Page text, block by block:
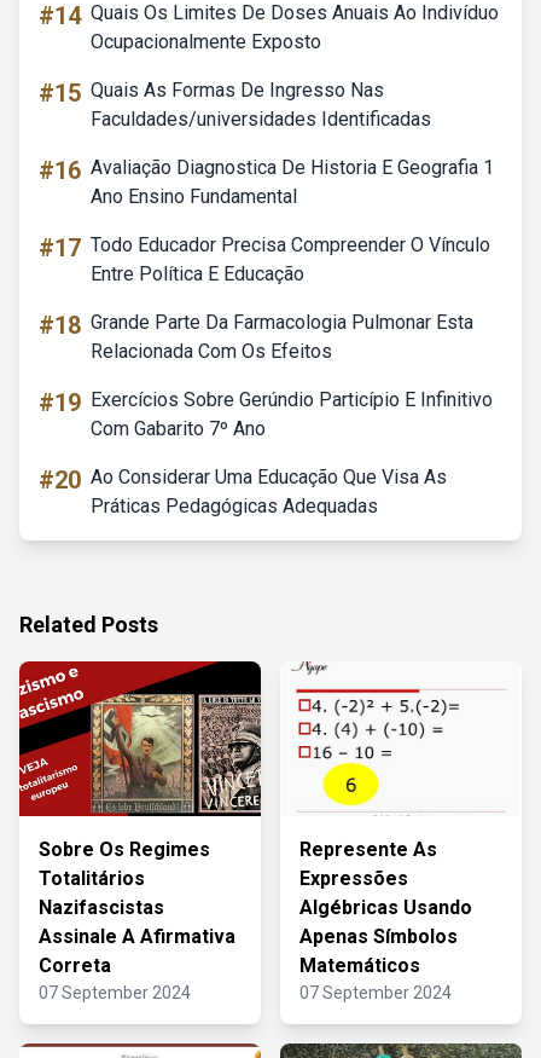
#14 Quais Os Limites De Doses Anuais Ao Indivíduo
Ocupacionalmente Exposto
#15 Quais As Formas De Ingresso Nas
Faculdades/universidades Identificadas
#16 Avaliação Diagnostica De Historia E Geografia 1
Ano Ensino Fundamental
#17 Todo Educador Precisa Compreender O Vínculo
Entre Política E Educação
#18 Grande Parte Da Farmacologia Pulmonar Esta
Relacionada Com Os Efeitos
#19 Exercícios Sobre Gerúndio Particípio E Infinitivo
Com Gabarito 7º Ano
#20 Ao Considerar Uma Educação Que Visa As
Práticas Pedagógicas Adequadas
Related Posts
Sobre Os Regimes
Totalitários
Nazifascistas
Assinale A Afirmativa
Correta
07 September 2024
Represente As
Expressões
Algébricas Usando
Apenas Símbolos
Matemáticos
07 September 2024